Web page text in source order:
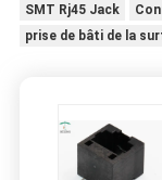
SMT Rj45 Jack
prise de bâti de la